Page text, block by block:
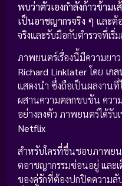
พบว่าตัวเองกำลังก้าวข้าม
เป็นอาชญากรจริง ๆ และต้
จริงและรับมือกับตำรวจที่เริ่
ภาพยนตร์เรื่องนี้มีความยาว
Richard Linklater โดย เก
แสดงนำ ซึ่งถือเป็นผลงานที่
ผสานความตลกขบขัน ควา
อย่างลงตัว ภาพยนตร์ได้รับ
Netflix
สำหรับใครที่ชื่นชอบภาพย
ตอาชญากรรมซ่อนอยู่ และ
ของคู่รักที่ต้องปกปิดความลั